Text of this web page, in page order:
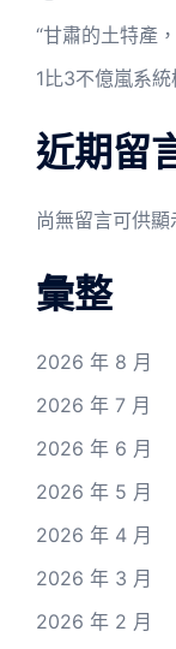
“甘肅的土特產
1比3不億嵐系
近期留
尚無留言可供顯
彙整
2026 年 8 月
2026 年 7 月
2026 年 6 月
2026 年 5 月
2026 年 4 月
2026 年 3 月
2026 年 2 月